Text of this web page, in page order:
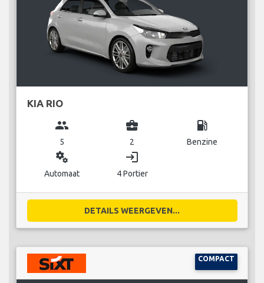
KIA RIO
group
5
business_center
2
local_gas_station
Benzine
miscellaneous_services
Automaat
login
4 Portier
DETAILS WEERGEVEN...
COMPACT